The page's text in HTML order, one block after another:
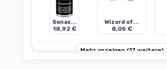
Sonax...
18,92 €
Wizard of...
8,05 €
Mehr anzeigen (17 weitere)